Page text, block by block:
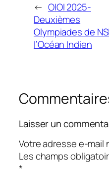
← OIOI 2025-
Deuxièmes
Olympiades de
l’Océan Indien
Laisser un
Votre adresse e-mail
Les champs
*